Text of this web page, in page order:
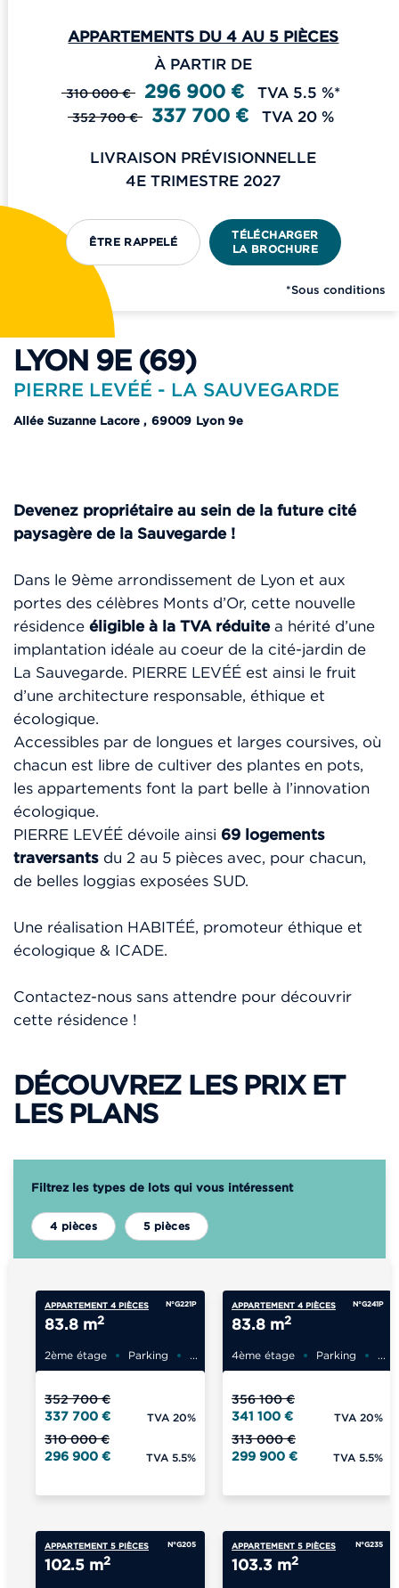
APPARTEMENTS DU 4 AU 5 PIÈCES
À PARTIR DE
310 000 € 296 900 € TVA 5.5 %*
352 700 € 337 700 € TVA 20 %
LIVRAISON PRÉVISIONNELLE
4E TRIMESTRE 2027
ÊTRE RAPPELÉ
TÉLÉCHARGER
LA BROCHURE
*Sous conditions
LYON 9E (69)
PIERRE LEVÉÉ - LA SAUVEGARDE
Allée Suzanne Lacore , 69009 Lyon 9e
Devenez propriétaire au sein de la future cité
paysagère de la Sauvegarde !
Dans le 9ème arrondissement de Lyon et aux
portes des célèbres Monts d’Or, cette nouvelle
résidence éligible à la TVA réduitea hérité d’une
implantation idéale au coeur de la cité-jardin de
La Sauvegarde. PIERRE LEVÉÉ est ainsi le fruit
d’une architecture responsable, éthique et
écologique.
Accessibles par de longues et larges coursives, où
chacun est libre de cultiver des plantes en pots,
les appartements font la part belle à l’innovation
écologique.
PIERRE LEVÉÉ dévoile ainsi 69 logements
traversants du 2 au 5 pièces avec, pour chacun,
de belles loggias exposées SUD.
Une réalisation HABITÉÉ, promoteur éthique et
écologique & ICADE.
Contactez-nous sans attendre pour découvrir
cette résidence !
DÉCOUVREZ LES PRIX ET
LES PLANS
Filtrez les types de lots qui vous intéressent
4 pièces 5 pièces
N°G221P
APPARTEMENT 4 PIÈCES
83.8 m2
2ème étage Parking ...
352 700 €
337 700 €
TVA 20%
310 000 €
296 900 €
TVA 5.5%
N°G241P
APPARTEMENT 4 PIÈCES
83.8 m2
4ème étage Parking ...
356 100 €
341 100 €
TVA 20%
313 000 €
299 900 €
TVA 5.5%
N°G205
APPARTEMENT 5 PIÈCES
102.5 m2
N°G235
APPARTEMENT 5 PIÈCES
103.3 m2